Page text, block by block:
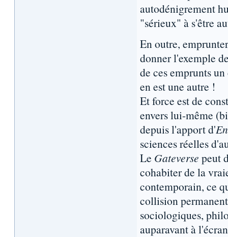
autodénigrement
"sérieux" à s'être
En outre,
donner l'exemple
de ces emprunts
en est une autre !
Et force est de
envers lui-même
depuis l'apport d'
sciences réelles
Le Gateverse peut
cohabiter de la
contemporain, ce
collision
sociologiques,
auparavant à